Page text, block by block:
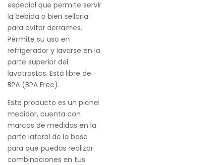
especial que permite servir
la bebida o bien sellarla
para evitar derrames.
Permite su uso en
refrigerador y lavarse en la
parte superior del
lavatrastos. Está libre de
BPA (BPA Free).
Este producto es un pichel
medidor, cuenta con
marcas de medidas en la
parte lateral de la base
para que puedas realizar
combinaciones en tus